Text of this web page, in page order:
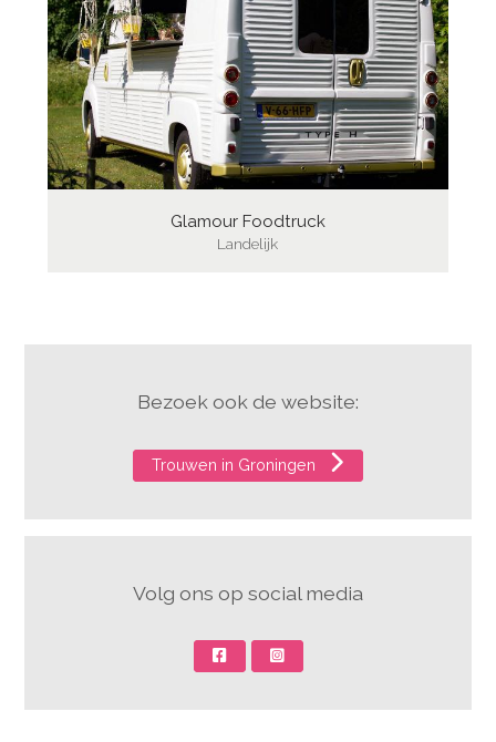
Glamour Foodtruck
Landelijk
Bezoek ook de website:
Trouwen in Groningen
Volg ons op social media